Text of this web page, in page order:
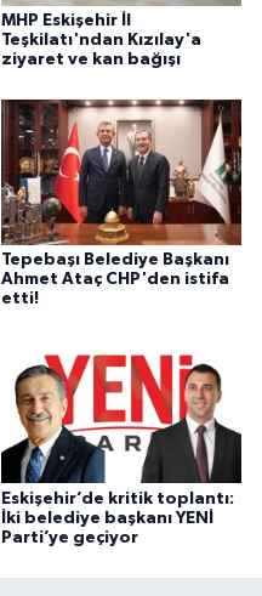
MHP Eskişehir İl
Teşkilatı'ndan Kızılay'a
ziyaret ve kan bağışı
Tepebaşı Belediye Başkanı
Ahmet Ataç CHP'den istifa
etti!
Eskişehir’de kritik toplantı:
İki belediye başkanı YENİ
Parti’ye geçiyor